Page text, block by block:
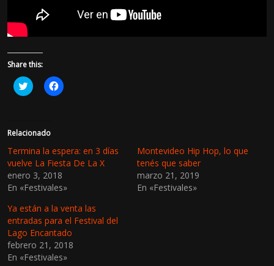
Share this:
H
a
c
a
r
a
c
o
m
a
r
t
i
r
e
n
T
H
a
a
r
a
c
o
m
r
t
i
r
e
n
F
Relacionado
Termina la espera: en 3 días
vuelve La Fiesta De La X
enero 3, 2018
En «Festivales»
Montevideo Hip Hop, lo que
tenés que saber
marzo 21, 2019
En «Festivales»
Ya están a la venta las
entradas para el Festival del
Lago Encantado
febrero 21, 2018
En «Festivales»